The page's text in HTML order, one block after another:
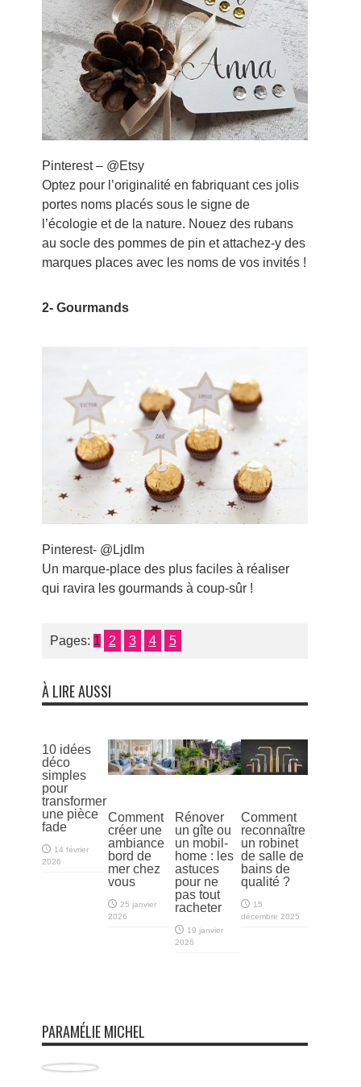
Pinterest – @Etsy
Optez pour l’originalité en fabriquant ces jolis
portes noms placés sous le signe de
l’écologie et de la nature. Nouez des rubans
au socle des pommes de pin et attachez-y des
marques places avec les noms de vos invités !
2- Gourmands
Pinterest- @Ljdlm
Un marque-place des plus faciles à réaliser
qui ravira les gourmands à coup-sûr !
Pages: 1 2 3 4 5
À LIRE AUSSI
10 idées
déco
simples
pour
transformer
une pièce
fade
14 février
2026
Comment
créer une
ambiance
bord de
mer chez
vous
25 janvier
2026
Rénover
un gîte ou
un mobil-
home : les
astuces
pour ne
pas tout
racheter
19 janvier
2026
Comment
reconnaître
un robinet
de salle de
bains de
qualité ?
15
décembre 2025
PARAMÉLIE MICHEL